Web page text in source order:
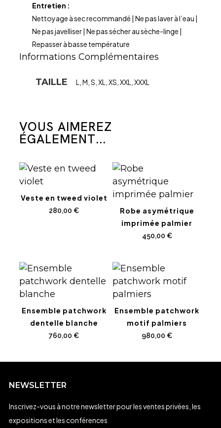
Entretien :
Nettoyage à sec recommandé | Ne pas laver à l’eau |
Ne pas javelliser | Ne pas sécher au sèche-linge |
Repasser à basse température
Informations Complémentaires
TAILLE L M S XL XS XXL XXXL
VOUS AIMEREZ
ÉGALEMENT...
Veste en tweed violet
280,00 €
Robe asymétrique
imprimée palmier
450,00 €
Ensemble patchwork
dentelle blanche
760,00 €
Ensemble patchwork
motif palmiers
980,00 €
NEWSLETTER
Inscrivez-vous à notre newsletter pour les ventes privées, les
expositions et les conférences